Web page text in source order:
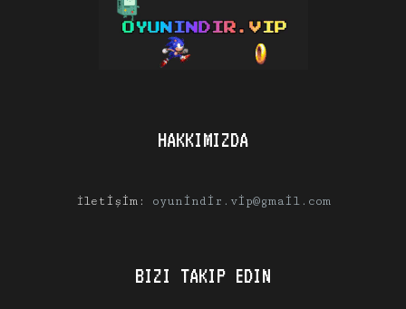
HAKKIMIZDA
İletişim: oyunindir.vip@gmail.com
BIZI TAKIP EDIN